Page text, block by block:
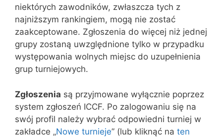
niektórych zawodników, zwłaszcza tych z
najniższym rankingiem, mogą nie zostać
zaakceptowane. Zgłoszenia do więcej niż jednej
grupy zostaną uwzględnione tylko w przypadku
występowania wolnych miejsc do uzupełnienia
grup turniejowych.
Zgłoszenia są przyjmowane wyłącznie poprzez
system zgłoszeń ICCF. Po zalogowaniu się na
swój profil należy wybrać odpowiedni turniej w
zakładce „Nowe turnieje” (lub kliknąć na ten